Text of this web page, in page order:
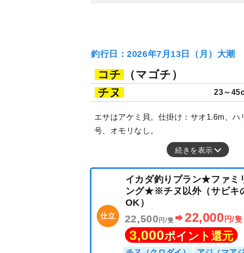
釣行日：2026年7月13日（月）大潮
コチ
（マゴチ）
チヌ
23～
エサはアケミ貝。仕掛け：サオ1.6m、ハ
号、オモリなし。
続きを表示
イカダ釣りプラン★フ
ング★※チヌ以外（サ
OK）